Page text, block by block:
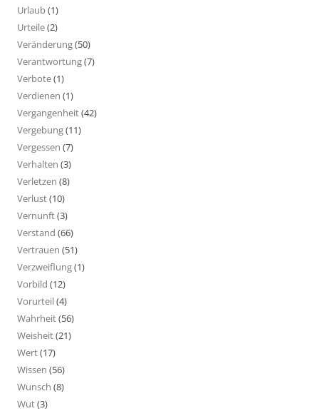
Urlaub(1)
Urteile(2)
Veränderung(50)
Verantwortung(7)
Verbote(1)
Verdienen (1)
Vergangenheit(42)
Vergebung(11)
Vergessen (7)
Verhalten (3)
Verletzen (8)
Verlust(10)
Vernunft(3)
Verstand (66)
Vertrauen (51)
Verzweiflung(1)
Vorbild (12)
Vorurteil(4)
Wahrheit(56)
Weisheit(21)
Wert(17)
Wissen (56)
Wunsch (8)
Wut(3)